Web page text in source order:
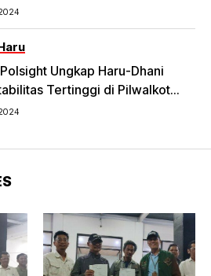
Ungkap Haru-Dhani
Tertinggi di Pilwalkot